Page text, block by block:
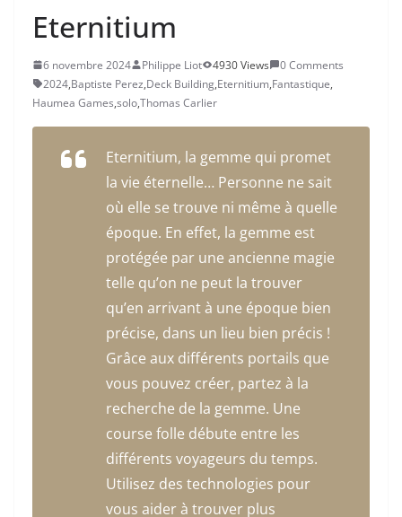
Eternitium
6 novembre 2024 Philippe Liot 4930 Views
0 Comments
2024,Baptiste Perez,Deck Building,Eternitium,Fantastique,
Haumea Games,solo,Thomas Carlier
Eternitium, la gemme qui promet
la vie éternelle… Personne ne sait
où elle se trouve ni même à quelle
époque. En effet, la gemme est
protégée par une ancienne magie
telle qu’on ne peut la trouver
qu’en arrivant à une époque bien
précise, dans un lieu bien précis !
Grâce aux différents portails que
vous pouvez créer, partez à la
recherche de la gemme. Une
course folle débute entre les
différents voyageurs du temps.
Utilisez des technologies pour
vous aider à trouver plus